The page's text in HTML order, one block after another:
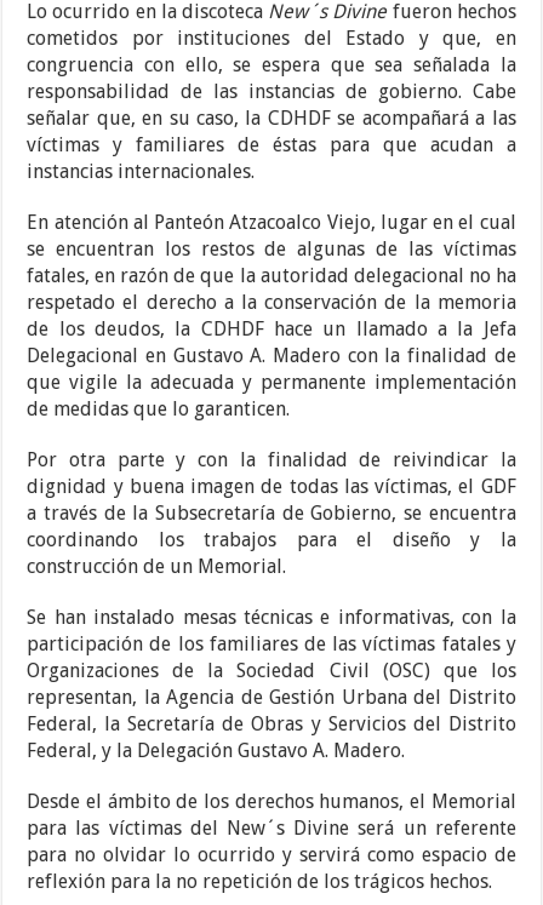
Lo ocurrido en la discoteca New´s Divinefueron hechos
cometidos por instituciones del Estado y que, en
congruencia con ello, se espera que sea señalada la
responsabilidad de las instancias de gobierno. Cabe
señalar que, en su caso, la CDHDF se acompañará a las
víctimas y familiares de éstas para que acudan a
instancias internacionales.
En atención al Panteón Atzacoalco Viejo, lugar en el cual
se encuentran los restos de algunas de las víctimas
fatales, en razón de que la autoridad delegacional no ha
respetado el derecho a la conservación de la memoria
de los deudos, la CDHDF hace un llamado a la Jefa
Delegacional en Gustavo A. Madero con la finalidad de
que vigile la adecuada y permanente implementación
de medidas que lo garanticen.
Por otra parte y con la finalidad de reivindicar la
dignidad y buena imagen de todas las víctimas, el GDF
a través de la Subsecretaría de Gobierno, se encuentra
coordinando los trabajos para el diseño y la
construcción de un Memorial.
Se han instalado mesas técnicas e informativas, con la
participación de los familiares de las víctimas fatales y
Organizaciones de la Sociedad Civil (OSC) que los
representan, la Agencia de Gestión Urbana del Distrito
Federal, la Secretaría de Obras y Servicios del Distrito
Federal, y la Delegación Gustavo A. Madero.
Desde el ámbito de los derechos humanos, el Memorial
para las víctimas del New´s Divine será un referente
para no olvidar lo ocurrido y servirá como espacio de
reflexión para la no repetición de los trágicos hechos.